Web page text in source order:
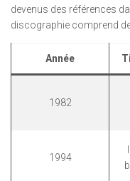
devenus des références
discographie comprend
Année
1982
1994